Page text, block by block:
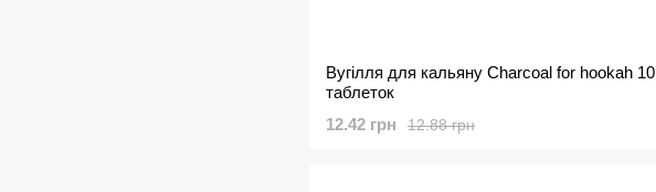
Вугілля для кальяну Charcoal for hookah 10
таблеток
12.88 грн
12.42 грн